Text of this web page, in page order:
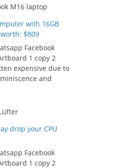
with 16GB
$809
Facebook
1 copy 2
expensive due to
and
drop your CPU
Facebook
1 copy 2